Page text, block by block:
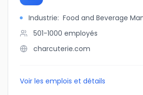
Industrie: Food and Beverage
501-1000 employés
charcuterie.com
Voir les emplois et détails